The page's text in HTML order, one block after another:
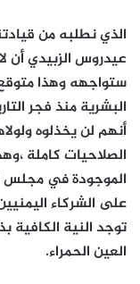
الذي نطلبه من
عيدروس الزبيدي أن
ستواجهه وهذا متوقع
البشرية منذ فجر
أنهم لن يخذلوه
الصلاحيات كاملة
الموجودة في مجلس
على الشركاء
توجد النية الكافية
العين الحمراء.